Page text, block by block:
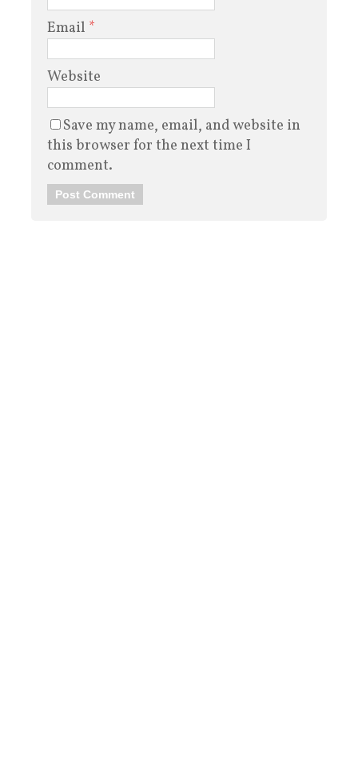
Email *
Website
Save my name, email, and website in
this browser for the next time I
comment.